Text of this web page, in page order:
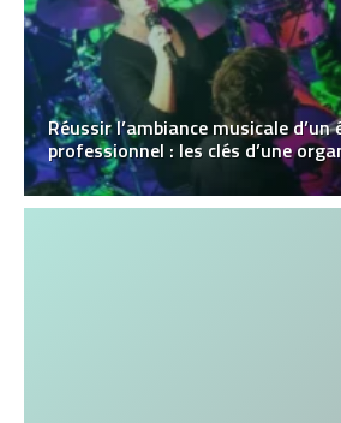
Réussir l’ambiance musicale d’un
professionnel : les clés d’une